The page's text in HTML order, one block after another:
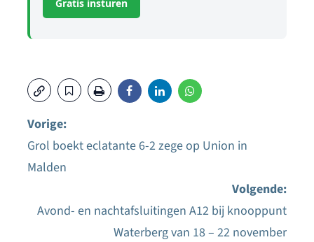
Gratis insturen
Bericht
Vorige:
Grol boekt eclatante 6-2 zege op Union in
Malden
Volgende:
Avond- en nachtafsluitingen A12 bij knooppunt
Waterberg van 18 – 22 november